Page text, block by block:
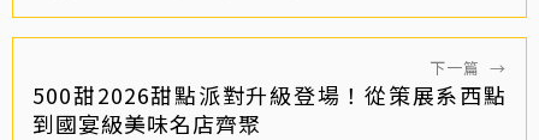
下一篇 →
500甜2026甜點派對升級登場！從策展系西點
到國宴級美味名店齊聚